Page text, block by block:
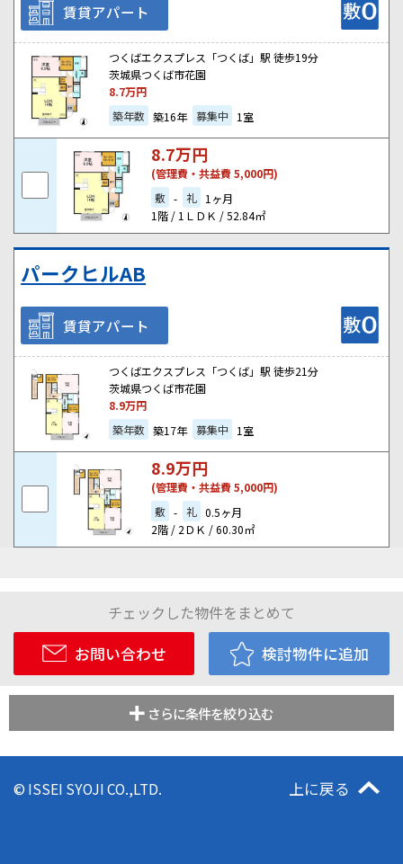
賃貸アパート
つくばエクスプレス「つくば」駅 徒歩19分
茨城県つくば市花園
8.7万円
築年数 築16年 募集中 1室
8.7万円
(管理費・共益費 5,000円)
敷 - 礼 1ヶ月
1階 / 1ＬＤＫ / 52.84㎡
パークヒルAB
賃貸アパート
つくばエクスプレス「つくば」駅 徒歩21分
茨城県つくば市花園
8.9万円
築年数 築17年 募集中 1室
8.9万円
(管理費・共益費 5,000円)
敷 - 礼 0.5ヶ月
2階 / 2ＤＫ / 60.30㎡
チェックした物件をまとめて
お問い合わせ
検討物件に追加
さらに条件を絞り込む
© ISSEI SYOJI CO.,LTD. 上に戻る